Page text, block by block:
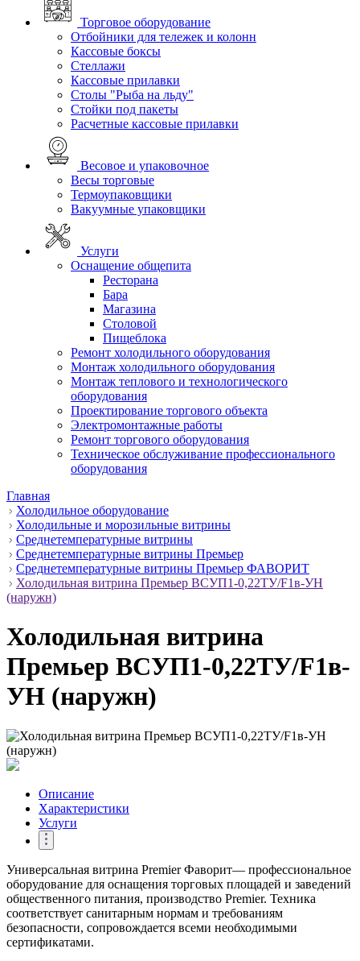
Торговое оборудование
Отбойники для тележек и колонн
Кассовые боксы
Стеллажи
Кассовые прилавки
Столы "Рыба на льду"
Стойки под пакеты
Расчетные кассовые прилавки
Весовое и упаковочное
Весы торговые
Термоупаковщики
Вакуумные упаковщики
Услуги
Оснащение общепита
Ресторана
Бара
Магазина
Столовой
Пищеблока
Ремонт холодильного оборудования
Монтаж холодильного оборудования
Монтаж теплового и технологического
оборудования
Проектирование торгового объекта
Электромонтажные работы
Ремонт торгового оборудования
Техническое обслуживание профессионального
оборудования
Главная
Холодильное оборудование
Холодильные и морозильные витрины
Среднетемпературные витрины
Среднетемпературные витрины Премьер
Среднетемпературные витрины Премьер ФАВОРИТ
Холодильная витрина Премьер ВСУП1-0,22ТУ/F1в-УН
(наружн)
Холодильная витрина
Премьер ВСУП1-0,22ТУ/F1в-
УН (наружн)
Описание
Характеристики
Услуги
Универсальная витрина Premier Фаворит— профессиональное
оборудование для оснащения торговых площадей и заведений
общественного питания, производство Premier. Техника
соответствует санитарным нормам и требованиям
безопасности, сопровождается всеми необходимыми
сертификатами.